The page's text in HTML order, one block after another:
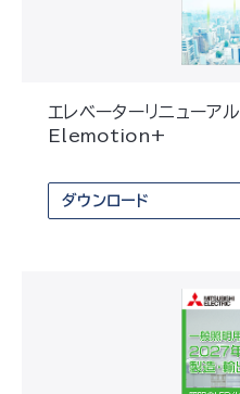
エレベーターリニューアル
Elemotion+
ダウンロード